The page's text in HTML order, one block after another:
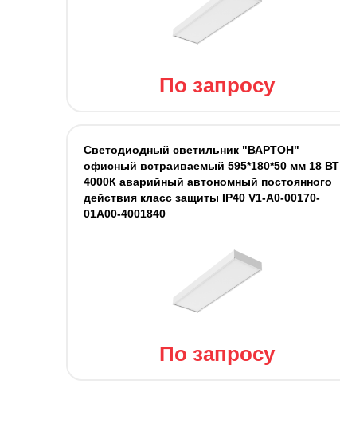
По запросу
Светодиодный светильник "ВАРТОН"
офисный встраиваемый 595*180*50 мм 18 ВТ
4000К аварийный автономный постоянного
действия класс защиты IP40 V1-A0-00170-
01A00-4001840
По запросу